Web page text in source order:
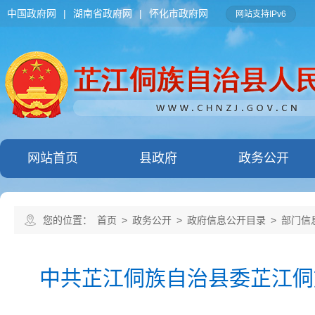
中国政府网 | 湖南省政府网 | 怀化市政府网 网站支持IPv6
网站首页 县政府 政务公开
您的位置： 首页 > 政务公开 > 政府信息公开目录 > 部门信
中共芷江侗族自治县委芷江